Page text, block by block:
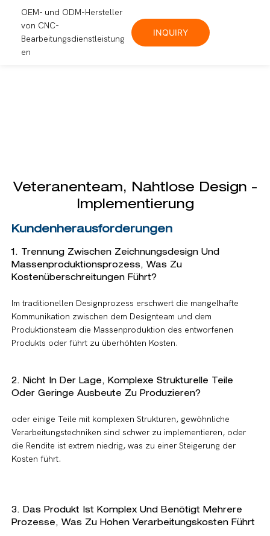
OEM- und ODM-Hersteller
von CNC-
Bearbeitungsdienstleistung
en
INQUIRY
Veteranenteam, Nahtlose Design -
Implementierung
Kundenherausforderungen
1. Trennung Zwischen Zeichnungsdesign Und
Massenproduktionsprozess, Was Zu
Kostenüberschreitungen Führt?
Im traditionellen Designprozess erschwert die mangelhafte
Kommunikation zwischen dem Designteam und dem
Produktionsteam die Massenproduktion des entworfenen
Produkts oder führt zu überhöhten Kosten.
2. Nicht In Der Lage, Komplexe Strukturelle Teile
Oder Geringe Ausbeute Zu Produzieren?
oder einige Teile mit komplexen Strukturen, gewöhnliche
Verarbeitungstechniken sind schwer zu implementieren, oder
die Rendite ist extrem niedrig, was zu einer Steigerung der
Kosten führt.
3. Das Produkt Ist Komplex Und Benötigt Mehrere
Prozesse, Was Zu Hohen Verarbeitungskosten Führt